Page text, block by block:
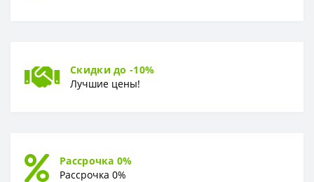
Скидки до -10%
Лучшие цены!
Рассрочка 0%
Рассрочка 0%